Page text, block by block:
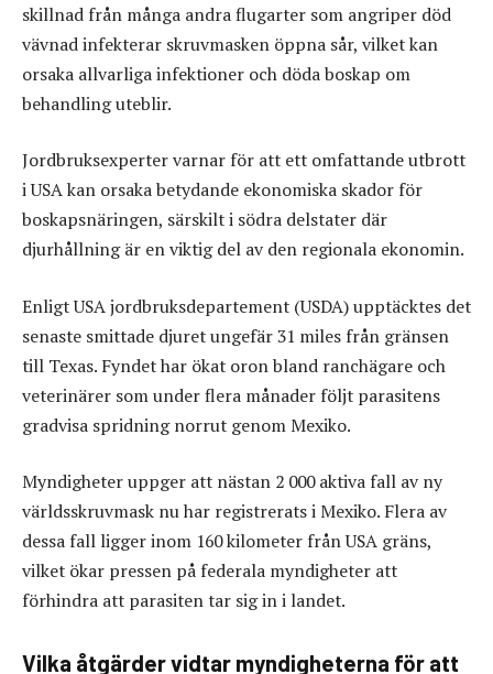
skillnad från många andra flugarter som angriper död
vävnad infekterar skruvmasken öppna sår, vilket kan
orsaka allvarliga infektioner och döda boskap om
behandling uteblir.
Jordbruksexperter varnar för att ett omfattande utbrott
i USA kan orsaka betydande ekonomiska skador för
boskapsnäringen, särskilt i södra delstater där
djurhållning är en viktig del av den regionala ekonomin.
Enligt USA jordbruksdepartement (USDA) upptäcktes det
senaste smittade djuret ungefär 31 miles från gränsen
till Texas. Fyndet har ökat oron bland ranchägare och
veterinärer som under flera månader följt parasitens
gradvisa spridning norrut genom Mexiko.
Myndigheter uppger att nästan 2 000 aktiva fall av ny
världsskruvmask nu har registrerats i Mexiko. Flera av
dessa fall ligger inom 160 kilometer från USA gräns,
vilket ökar pressen på federala myndigheter att
förhindra att parasiten tar sig in i landet.
Vilka åtgärder vidtar myndigheterna för att